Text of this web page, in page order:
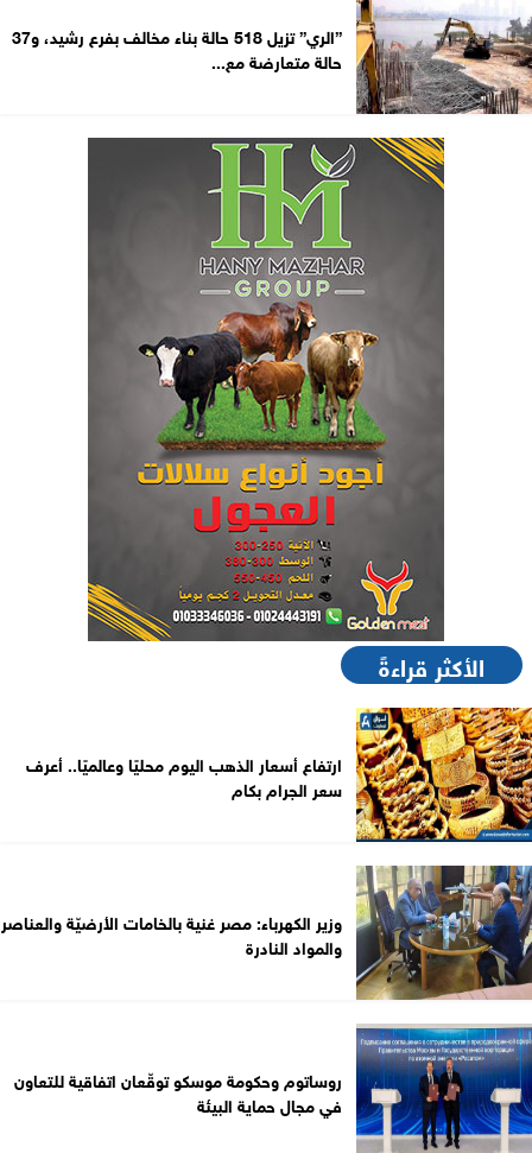
”الري” تزيل 518 حالة بناء مخالف بفرع رشيد، و37
حالة متعارضة مع...
الأكثر قراءةً
ارتفاع أسعار الذهب اليوم محليًا وعالميًا.. أعرف
سعر الجرام بكام
وزير الكهرباء: مصر غنية بالخامات الأرضيّة والعناصر
والمواد النادرة
روساتوم وحكومة موسكو توقّعان اتفاقية للتعاون
في مجال حماية البيئة